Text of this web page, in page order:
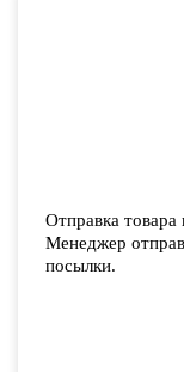
Отправка
Менеджер
посылки.